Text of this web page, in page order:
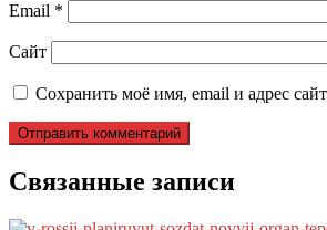
Email *
Сайт
Сохранить моё имя, email и адрес
Связанные записи